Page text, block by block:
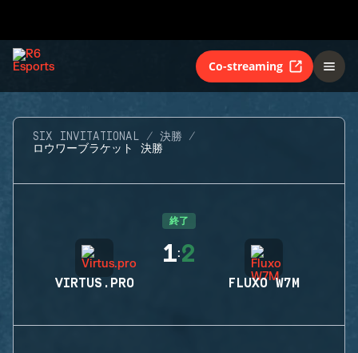
Co-streaming
SIX INVITATIONAL
決勝
ロウワーブラケット 決勝
終了
VIRTUS.PRO
1:2
FLUXO W7M